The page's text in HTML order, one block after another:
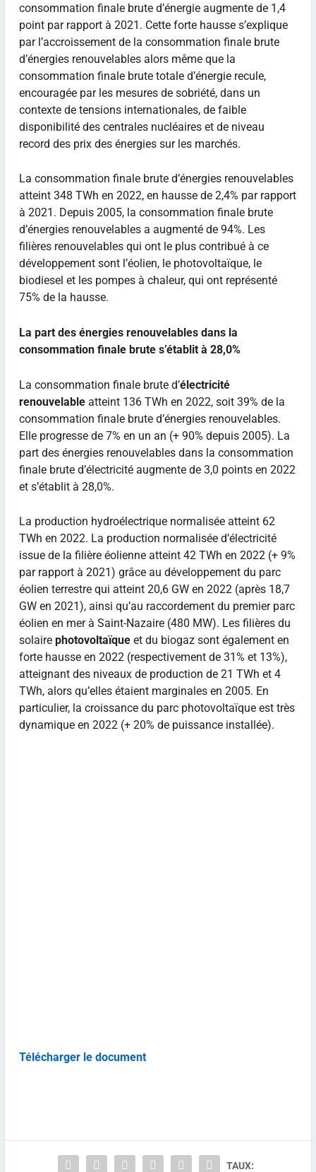
consommation finale brute d’énergie augmente de 1,4
point par rapport à 2021. Cette forte hausse s’explique
par l’accroissement de la consommation finale brute
d’énergies renouvelables alors même que la
consommation finale brute totale d’énergie recule,
encouragée par les mesures de sobriété, dans un
contexte de tensions internationales, de faible
disponibilité des centrales nucléaires et de niveau
record des prix des énergies sur les marchés.
La consommation finale brute d’énergies renouvelables
atteint 348 TWh en 2022, en hausse de 2,4% par rapport
à 2021. Depuis 2005, la consommation finale brute
d’énergies renouvelables a augmenté de 94%. Les
filières renouvelables qui ont le plus contribué à ce
développement sont l’éolien, le photovoltaïque, le
biodiesel et les pompes à chaleur, qui ont représenté
75% de la hausse.
La part des énergies renouvelables dans la
consommation finale brute s’établit à 28,0%
La consommation finale brute d’électricité
renouvelable atteint 136 TWh en 2022, soit 39% de la
consommation finale brute d’énergies renouvelables.
Elle progresse de 7% en un an (+ 90% depuis 2005). La
part des énergies renouvelables dans la consommation
finale brute d’électricité augmente de 3,0 points en 2022
et s’établit à 28,0%.
La production hydroélectrique normalisée atteint 62
TWh en 2022. La production normalisée d’électricité
issue de la filière éolienne atteint 42 TWh en 2022 (+ 9%
par rapport à 2021) grâce au développement du parc
éolien terrestre qui atteint 20,6 GW en 2022 (après 18,7
GW en 2021), ainsi qu’au raccordement du premier parc
éolien en mer à Saint-Nazaire (480 MW). Les filières du
solaire photovoltaïqueet du biogaz sont également en
forte hausse en 2022 (respectivement de 31% et 13%),
atteignant des niveaux de production de 21 TWh et 4
TWh, alors qu’elles étaient marginales en 2005. En
particulier, la croissance du parc photovoltaïque est très
dynamique en 2022 (+ 20% de puissance installée).
Télécharger le document
TAUX: